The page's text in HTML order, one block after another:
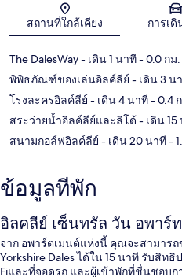
สถานที่ใกล้เคียง การเดิ
The DalesWay- เดิน 1 นาที- 0.0 กม.
พิพิธภัณฑ์ของเล่นอิลค์ลีย์ - เดิน 3 น
โรงละครอิลค์ลีย์ - เดิน 4 นาที- 0.4
สระว่ายน้ำอิลค์ลีย์และลิโด้- เดิน 15
สนามกอล์ฟอิลค์ลีย์ - เดิน 20 นาที-
ข้อมูลที่พัก
อิลคลีย์ เซ็นทรัล วัน อพาร์
จาก อพาร์ตเมนต์แห่งนี้ คุณจะสามาร
Yorkshire Dales ได้ใน 15 นาที รับสิท
Fiและที่จอดรถ และผู้เข้าพักที่ชื่นชอบก